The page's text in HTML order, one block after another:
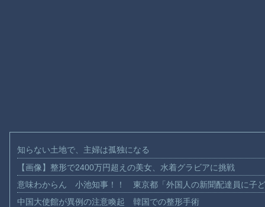
知らない土地で、主婦は孤独になる
【画像】整形で2400万円超えの美女、水着グラビアに挑戦
意味わからん 小池知事！！ 東京都「外国人の新聞配達員に子
中国大使館が異例の注意喚起 韓国での整形手術